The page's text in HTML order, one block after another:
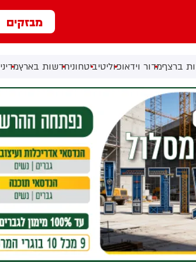
מבזקים
ברצףמדור וידאופוליטיביטחוניחדשות בארץמדיני